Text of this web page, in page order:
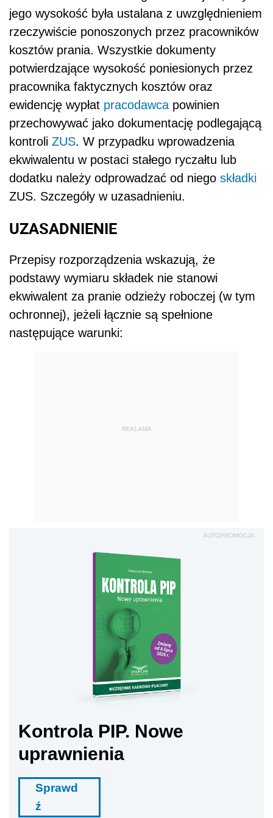
jego wysokość była ustalana z uwzględnieniem
rzeczywiście ponoszonych przez pracowników
kosztów prania. Wszystkie dokumenty
potwierdzające wysokość poniesionych przez
pracownika faktycznych kosztów oraz
ewidencję wypłat pracodawca powinien
przechowywać jako dokumentację podlegającą
kontroli ZUS. W przypadku wprowadzenia
ekwiwalentu w postaci stałego ryczałtu lub
dodatku należy odprowadzać od niego składki
ZUS. Szczegóły w uzasadnieniu.
UZASADNIENIE
Przepisy rozporządzenia wskazują, że
podstawy wymiaru składek nie stanowi
ekwiwalent za pranie odzieży roboczej (w tym
ochronnej), jeżeli łącznie są spełnione
następujące warunki:
REKLAMA
AUTOPROMOCJA
Kontrola PIP. Nowe
uprawnienia
Sprawd
ź